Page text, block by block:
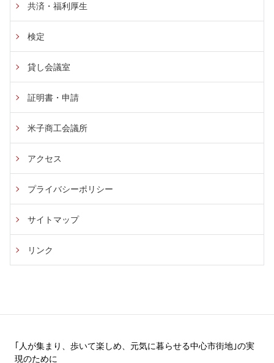
共済・福利厚生
検定
貸し会議室
証明書・申請
米子商工会議所
アクセス
プライバシーポリシー
サイトマップ
リンク
｢人が集まり、歩いて楽しめ、元気に暮らせる中心市街地｣の実
現のために